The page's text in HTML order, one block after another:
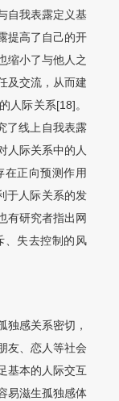
自我表露定义基
提高了自己的开
缩小了与他人之
及交流，从而建
人际关系[18]。
了线上自我表露
人际关系中的人
在正向预测作用
于人际关系的发
有研究者指出网
、失去控制的风
独感关系密切，
友、恋人等社会
基本的人际交互
易滋生孤独感体